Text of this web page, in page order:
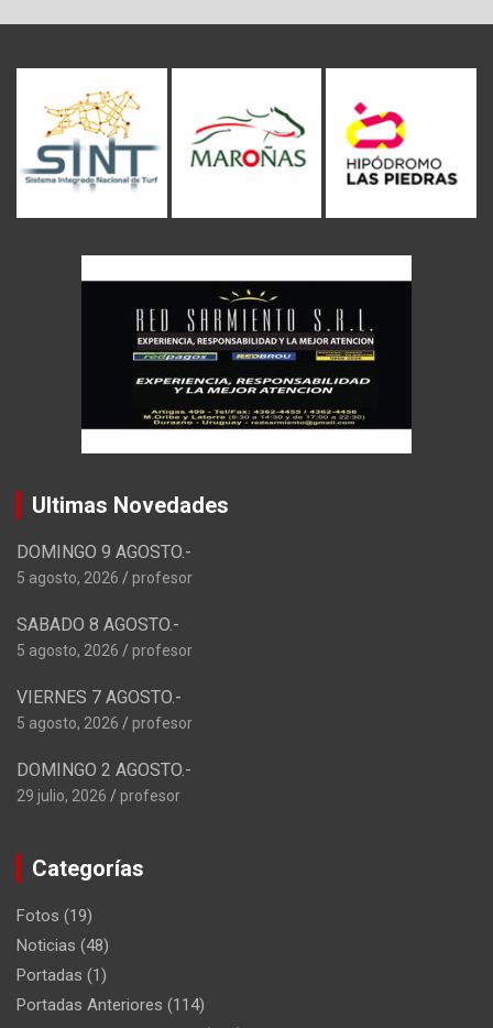
Ultimas Novedades
DOMINGO 9 AGOSTO.-
5 agosto, 2026 profesor
SABADO 8 AGOSTO.-
5 agosto, 2026 profesor
VIERNES 7 AGOSTO.-
5 agosto, 2026 profesor
DOMINGO 2 AGOSTO.-
29 julio, 2026 profesor
Categorías
Fotos (19)
Noticias (48)
Portadas (1)
Portadas Anteriores (114)